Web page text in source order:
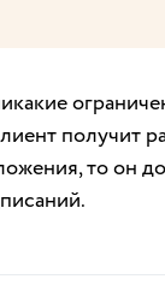
получит
то он